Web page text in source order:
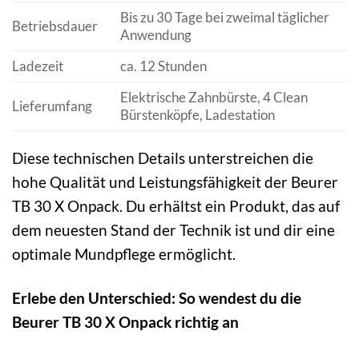
Betriebsdauer
Bis zu 30 Tage bei zweimal täglicher
Anwendung
Ladezeit
ca. 12 Stunden
Lieferumfang
Elektrische Zahnbürste, 4 Clean
Bürstenköpfe, Ladestation
Diese technischen Details unterstreichen die
hohe Qualität und Leistungsfähigkeit der Beurer
TB 30 X Onpack. Du erhältst ein Produkt, das auf
dem neuesten Stand der Technik ist und dir eine
optimale Mundpflege ermöglicht.
Erlebe den Unterschied: So wendest du die
Beurer TB 30 X Onpack richtig an